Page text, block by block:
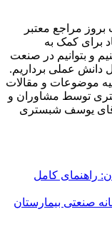
بروز مراجع معتبر
برای کمک به
و بتوانیم در صنعت
دانش عملی برداریم.
موضوعات و مقالات
توسط مشاوران و
یوسف شبستری
راهنمای کامل
صنعتی بیمارستان